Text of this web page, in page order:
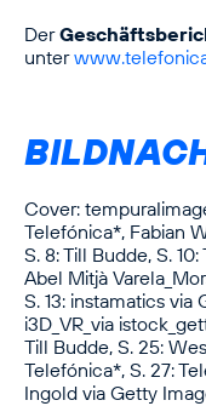
Der
unter
Cover:
Telefónica*, Fabian
S. 8: Till Budde, S.
Abel Mitjà
S. 13: instamatics via
i3D_VR_via
Till Budde, S. 25:
Telefónica*, S. 27:
Ingold via Getty